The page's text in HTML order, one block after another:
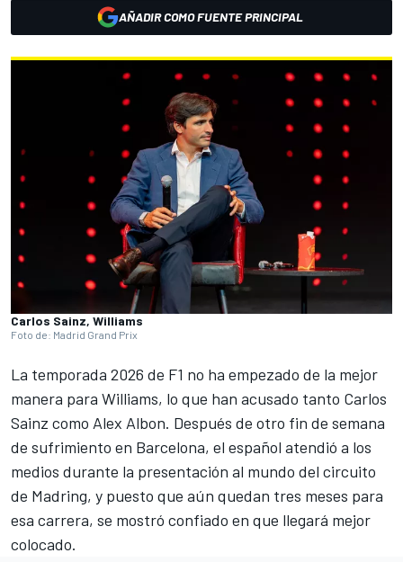
AÑADIR COMO FUENTE PRINCIPAL
Carlos Sainz, Williams
Foto de: Madrid Grand Prix
La temporada 2026 de F1 no ha empezado de la mejor
manera para Williams, lo que han acusado tanto Carlos
Sainz como Alex Albon. Después de otro fin de semana
de sufrimiento en Barcelona, el español atendió a los
medios durante la presentación al mundo del circuito
de Madring, y puesto que aún quedan tres meses para
esa carrera, se mostró confiado en que llegará mejor
colocado.